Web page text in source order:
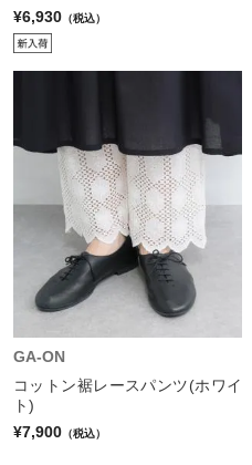
¥6,930 （税込）
GA-ON
コットン裾レースパンツ(ホワイ
ト)
¥7,900 （税込）